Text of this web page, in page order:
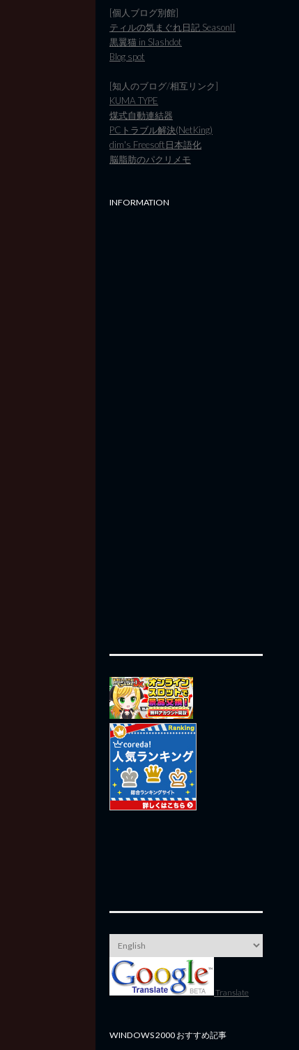
[個人ブログ別館]
ティルの気まぐれ日記 SeasonII
黒翼猫 in Slashdot
Blog spot
[知人のブログ/相互リンク]
KUMA TYPE
煤式自動連結器
PCトラブル解決(NetKing)
dim's Freesoft日本語化
脳脂肪のパクリメモ
INFORMATION
Translate
WINDOWS 2000 おすすめ記事